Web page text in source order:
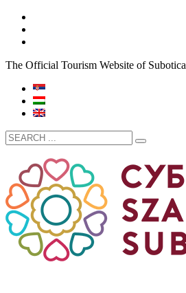
The Official Tourism Website of Subotica